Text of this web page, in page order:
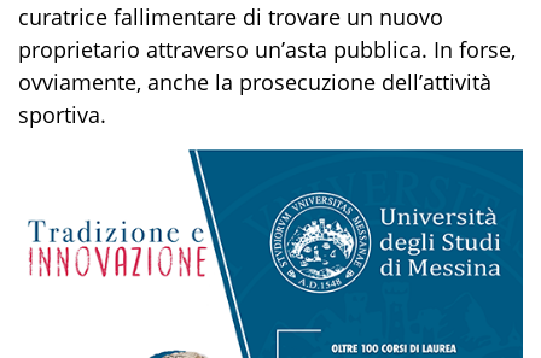
curatrice fallimentare di trovare un nuovo
proprietario attraverso un’asta pubblica. In forse,
ovviamente, anche la prosecuzione dell’attività
sportiva.